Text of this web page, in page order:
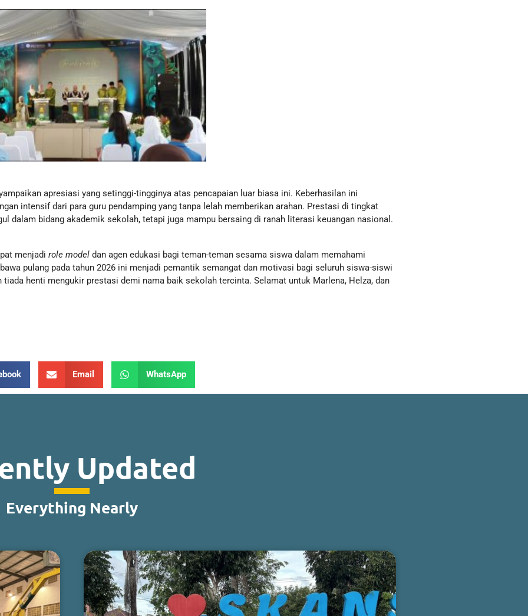
apresiasi yang setinggi-tingginya atas pencapaian luar biasa ini. Keberhasilan ini
intensif dari para guru pendamping yang tanpa lelah memberikan arahan. Prestasi di tingkat
dalam bidang akademik sekolah, tetapi juga mampu bersaing di ranah literasi keuangan nasional.
menjadi role model dan agen edukasi bagi teman-teman sesama siswa dalam memahami
pulang pada tahun 2026 ini menjadi pemantik semangat dan motivasi bagi seluruh siswa-siswi
henti mengukir prestasi demi nama baik sekolah tercinta. Selamat untuk Marlena, Helza, dan
Email WhatsApp
Updated
Everything Nearly